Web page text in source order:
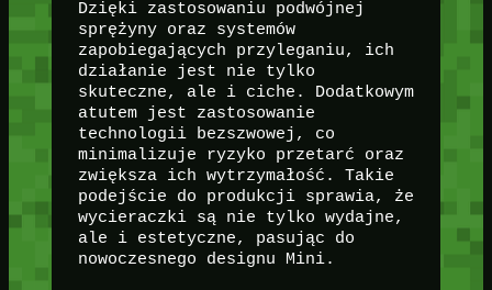
Dzięki zastosowaniu podwójnej
sprężyny oraz systemów
zapobiegających przyleganiu, ich
działanie jest nie tylko
skuteczne, ale i ciche. Dodatkowym
atutem jest zastosowanie
technologii bezszwowej, co
minimalizuje ryzyko przetarć oraz
zwiększa ich wytrzymałość. Takie
podejście do produkcji sprawia, że
wycieraczki są nie tylko wydajne,
ale i estetyczne, pasując do
nowoczesnego designu Mini.